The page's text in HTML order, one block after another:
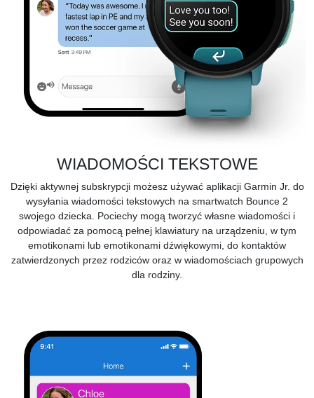
WIADOMOŚCI TEKSTOWE
Dzięki aktywnej subskrypcji możesz używać aplikacji Garmin Jr. do
wysyłania wiadomości tekstowych na smartwatch Bounce 2
swojego dziecka. Pociechy mogą tworzyć własne wiadomości i
odpowiadać za pomocą pełnej klawiatury na urządzeniu, w tym
emotikonami lub emotikonami dźwiękowymi, do kontaktów
zatwierdzonych przez rodziców oraz w wiadomościach grupowych
dla rodziny.